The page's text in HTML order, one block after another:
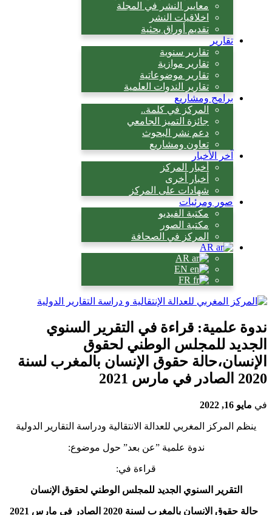
معايير النشر في المجلة
اخلاقيات النشر
تقديم أوراق بحثية
تقارير
تقارير سنوية
تقارير موازية
تقارير موضوعاتية
تقارير الندوات العلمية
برامج ومشاريع
المركز في كلمة..
جائزة التميز الجامعي
دعم نشر البحوث
تعاون ومشاريع
آخر الأخبار
أخبار المركز
أخبار أخرى
شهادات على المركز
صور ومرئيات
مكتبة الفيديو
مكتبة الصور
المركز في الصحافة
AR
AR
EN
FR
علمية: قراءة في التقرير السنوي
للمجلس الوطني لحقوق
حقوق الإنسان بالمغرب لسنة
في مارس 2021
مايو 16, 2022
ينظم المركز المغربي للعدالة الانتقالية ودراسة التقارير الدولية
ندوة علمية ”عن بعد” حول موضوع:
قراءة في:
التقرير السنوي الجديد للمجلس الوطني لحقوق الإنسان
_حالة حقوق الإنسان بالمغرب لسنة 2020 الصادر في مارس 2021